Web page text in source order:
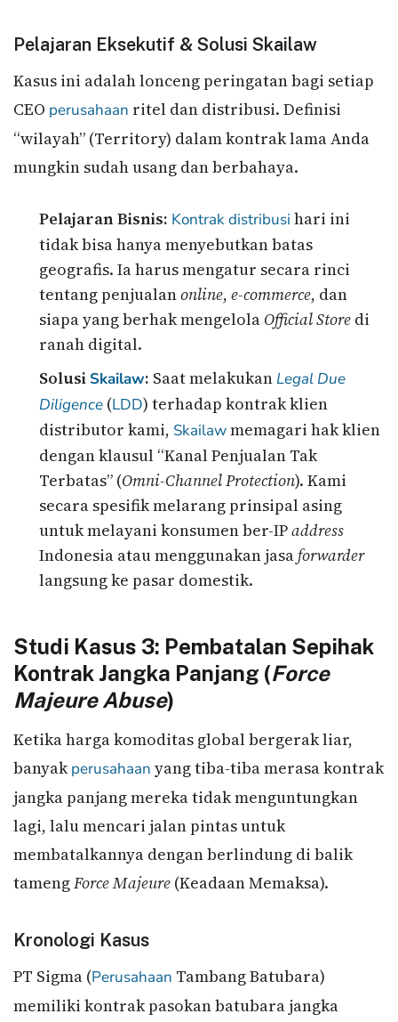
Pelajaran Eksekutif & Solusi Skailaw
Kasus ini adalah lonceng peringatan bagi setiap
CEO perusahaan ritel dan distribusi. Definisi
“wilayah” (Territory) dalam kontrak lama Anda
mungkin sudah usang dan berbahaya.
Pelajaran Bisnis: Kontrak distribusi hari ini
tidak bisa hanya menyebutkan batas
geografis. Ia harus mengatur secara rinci
tentang penjualanonline, e-commerce, dan
siapa yang berhak mengelola Official Store di
ranah digital.
Solusi Skailaw: Saat melakukan Legal Due
Diligence (LDD) terhadap kontrak klien
distributor kami, Skailawmemagari hak klien
dengan klausul “Kanal Penjualan Tak
Terbatas” (Omni-Channel Protection). Kami
secara spesifik melarang prinsipal asing
untuk melayani konsumen ber-IPaddress
Indonesia atau menggunakan jasaforwarder
langsung ke pasar domestik.
Studi Kasus 3: Pembatalan Sepihak
Kontrak Jangka Panjang (Force
Majeure Abuse)
Ketika harga komoditas global bergerak liar,
banyakperusahaan yang tiba-tiba merasa kontrak
jangka panjang mereka tidak menguntungkan
lagi, lalu mencari jalan pintas untuk
membatalkannya dengan berlindung di balik
tamengForce Majeure (Keadaan Memaksa).
Kronologi Kasus
PT Sigma (Perusahaan Tambang Batubara)
memiliki kontrak pasokan batubara jangka